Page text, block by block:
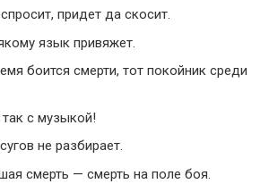
придет да скосит.
язык привяжет.
боится смерти, тот покойник среди
с музыкой!
не разбирает.
смерть — смерть на поле боя.